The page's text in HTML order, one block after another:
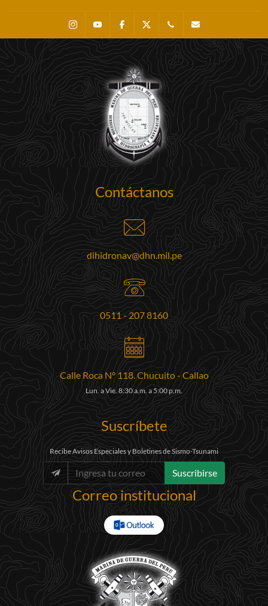
InstagramYoutube Facebook 0511 - 207 8160
Contáctanos
dihidronav@dhn.mil.pe
0511 - 207 8160
Calle Roca N° 118. Chucuito - Callao
Lun. a Vie. 8:30 a.m. a 5:00 p.m.
Suscríbete
Recibe Avisos Especiales y Boletines de Sismo-Tsunami
Suscribirse
Correo institucional